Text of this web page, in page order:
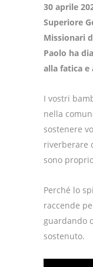
30 aprile
Superiore
Missionari
Paolo ha
alla fatica e
I vostri
nella
sostenere
riverberare
sono
Perché lo
raccende
guardando
sostenuto.